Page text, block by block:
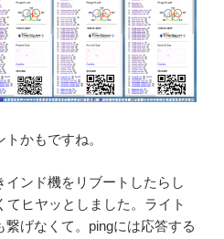
かもですね。
ンド機をリブートしたらし
てヒヤッとしました。ライト
げなくて。pingには応答する